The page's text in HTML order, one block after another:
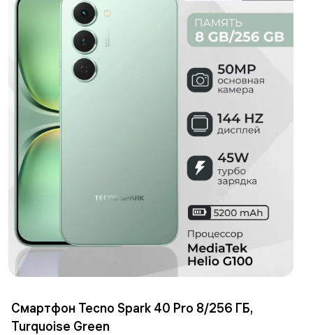
Смартфон Tecno Spark 40 Pro 8/256 ГБ,
Turquoise Green